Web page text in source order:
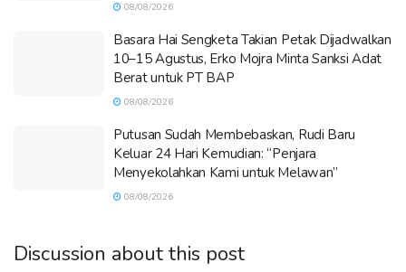
08/08/2026
Basara Hai Sengketa Takian Petak Dijadwalkan
10–15 Agustus, Erko Mojra Minta Sanksi Adat
Berat untuk PT BAP
08/08/2026
Putusan Sudah Membebaskan, Rudi Baru
Keluar 24 Hari Kemudian: “Penjara
Menyekolahkan Kami untuk Melawan”
08/08/2026
Discussion about this post